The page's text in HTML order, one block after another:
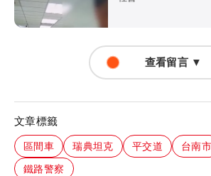
查看留言 ▼
文章標籤
區間車 瑞典坦克 平交道 台南市
鐵路警察